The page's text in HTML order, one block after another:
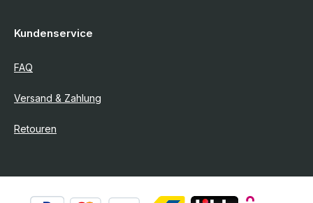
Kundenservice
FAQ
Versand & Zahlung
Retouren